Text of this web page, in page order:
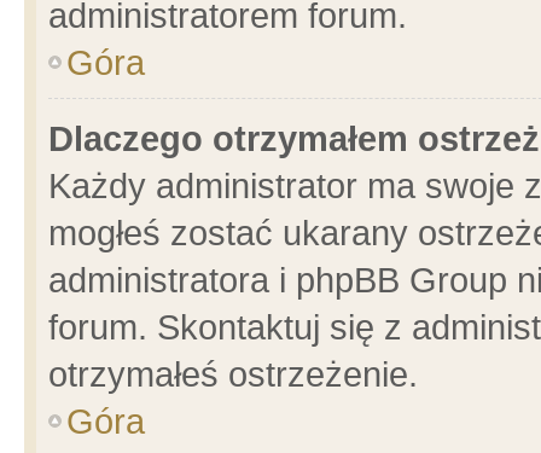
administratorem forum.
Góra
Dlaczego otrzymałem
Każdy administrator ma swoje
mogłeś zostać ukarany
administratora i phpBB Group
forum. Skontaktuj się z
otrzymałeś ostrzeżenie.
Góra